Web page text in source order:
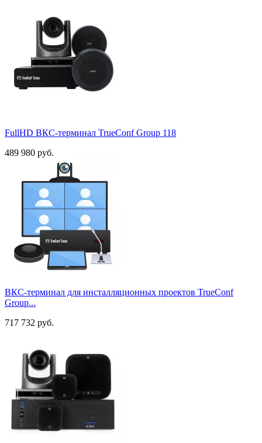
FullHD ВКС-терминал TrueConf Group 118
489 980 руб.
ВКС-терминал для инсталляционных проектов TrueConf
Group...
717 732 руб.